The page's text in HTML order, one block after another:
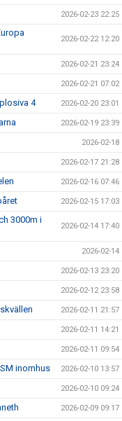
2026-02-23 22:25
2026-02-22 12:20
2026-02-21 23:24
2026-02-21 07:02
4 2026-02-20 23:01
2026-02-19 23:39
2026-02-18
2026-02-17 21:28
2026-02-16 07:46
2026-02-15 17:03
3000m i
2026-02-14 17:40
2026-02-14
2026-02-13 23:20
2026-02-12 23:58
2026-02-11 21:57
2026-02-11 14:21
2026-02-11 09:54
inomhus 2026-02-10 13:57
2026-02-10 09:24
2026-02-09 09:17